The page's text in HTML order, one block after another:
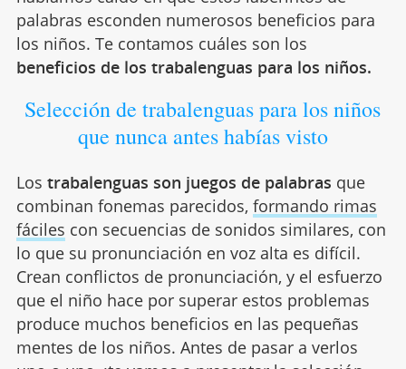
palabras esconden numerosos beneficios para
los niños. Te contamos cuáles son los
beneficios de los trabalenguas para los niños.
Selección de trabalenguas para los niños
que nunca antes habías visto
Los trabalenguas son juegos de palabras que
combinan fonemas parecidos, formando rimas
fáciles con secuencias de sonidos similares, con
lo que su pronunciación en voz alta es difícil.
Crean conflictos de pronunciación, y el esfuerzo
que el niño hace por superar estos problemas
produce muchos beneficios en las pequeñas
mentes de los niños. Antes de pasar a verlos